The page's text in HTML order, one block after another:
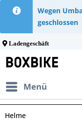
Wegen
geschlossen
Ladengeschäft
Menü
Helme